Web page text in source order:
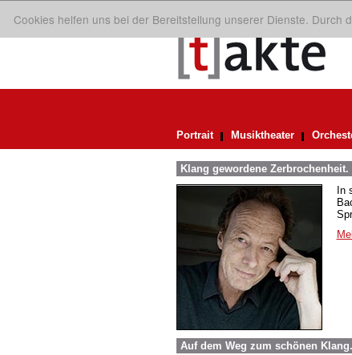
Cookies helfen uns bei der Bereitstellung unserer Dienste.
Portrait Musiktheater
Klang gewordene
In
Auf dem Weg zum schönen